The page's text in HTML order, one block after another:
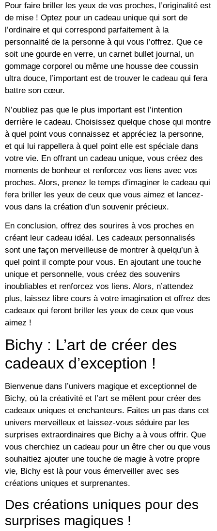
Pour faire briller les yeux de vos proches, l’originalité est
de mise ! Optez pour un cadeau unique qui sort de
l’ordinaire et qui correspond parfaitement à la
personnalité de la personne à qui vous l’offrez. Que ce
soit une gourde en verre, un carnet bullet journal, un
gommage corporel ou même une housse dee coussin
ultra douce, l’important est de trouver le cadeau qui fera
battre son cœur.
N’oubliez pas que le plus important est l’intention
derrière le cadeau. Choisissez quelque chose qui montre
à quel point vous connaissez et appréciez la personne,
et qui lui rappellera à quel point elle est spéciale dans
votre vie. En offrant un cadeau unique, vous créez des
moments de bonheur et renforcez vos liens avec vos
proches. Alors, prenez le temps d’imaginer le cadeau qui
fera briller les yeux de ceux que vous aimez et lancez-
vous dans la création d’un souvenir précieux.
En conclusion, offrez des sourires à vos proches en
créant leur cadeau idéal. Les cadeaux personnalisés
sont une façon merveilleuse de montrer à quelqu’un à
quel point il compte pour vous. En ajoutant une touche
unique et personnelle, vous créez des souvenirs
inoubliables et renforcez vos liens. Alors, n’attendez
plus, laissez libre cours à votre imagination et offrez des
cadeaux qui feront briller les yeux de ceux que vous
aimez !
Bichy : L’art de créer des
cadeaux d’exception !
Bienvenue dans l’univers magique et exceptionnel de
Bichy, où la créativité et l’art se mêlent pour créer des
cadeaux uniques et enchanteurs. Faites un pas dans cet
univers merveilleux et laissez-vous séduire par les
surprises extraordinaires que Bichy a à vous offrir. Que
vous cherchiez un cadeau pour un être cher ou que vous
souhaitiez ajouter une touche de magie à votre propre
vie, Bichy est là pour vous émerveiller avec ses
créations uniques et surprenantes.
Des créations uniques pour des
surprises magiques !